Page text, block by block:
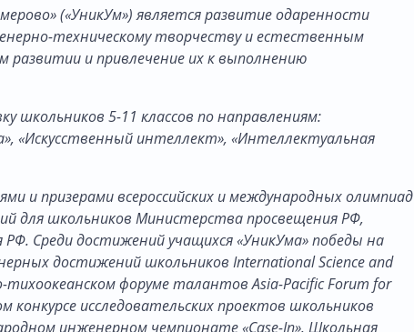
(«УникУм») является развитие одаренности
техническому творчеству и естественным
развитии и привлечение их к выполнению
школьников 5-11 классов по направлениям:
«Искусственный интеллект», «Интеллектуальная
и призерами всероссийских и международных олимпиад
для школьников Министерства просвещения РФ,
Среди достижений учащихся «УникУма» победы на
достижений школьников International Science and
тихоокеанском форуме талантов Asia-Pacific Forum for
конкурсе исследовательских проектов школьников
инженерном чемпионате «Case-In». Школьная